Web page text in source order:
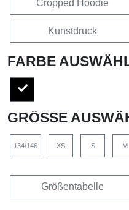
Cropped Hoodie
Kunstdruck
FARBE
GRÖSSE
134/146 XS S M
Größentabelle